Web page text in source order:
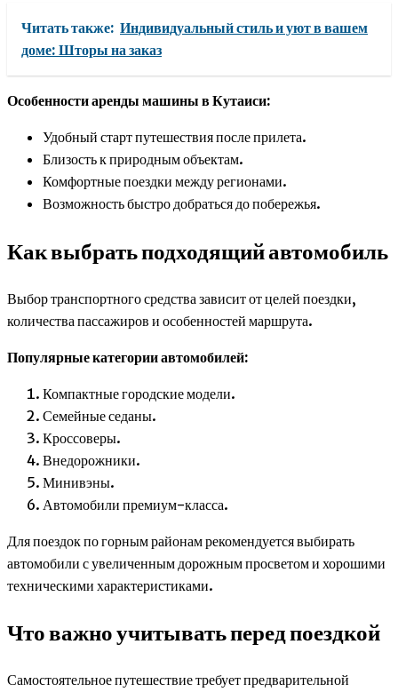
Читать также: Индивидуальный стиль и уют в вашем
доме: Шторы на заказ
Особенности аренды машины в Кутаиси:
Удобный старт путешествия после прилета.
Близость к природным объектам.
Комфортные поездки между регионами.
Возможность быстро добраться до побережья.
Как выбрать подходящий автомобиль
Выбор транспортного средства зависит от целей поездки,
количества пассажиров и особенностей маршрута.
Популярные категории автомобилей:
Компактные городские модели.
Семейные седаны.
Кроссоверы.
Внедорожники.
Минивэны.
Автомобили премиум-класса.
Для поездок по горным районам рекомендуется выбирать
автомобили с увеличенным дорожным просветом и хорошими
техническими характеристиками.
Что важно учитывать перед поездкой
Самостоятельное путешествие требует предварительной